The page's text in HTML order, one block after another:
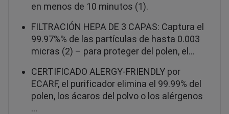
en menos de 10 minutos (1).
FILTRACIÓN HEPA DE 3 CAPAS: Captura el
99.97%% de las partículas de hasta 0.003
micras (2) – para proteger del polen, el…
CERTIFICADO ALERGY-FRIENDLY por
ECARF, el purificador elimina el 99.99% del
polen, los ácaros del polvo o los alérgenos
…